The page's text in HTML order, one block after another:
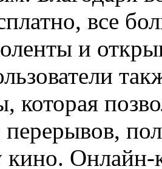
все
и
которая
кино. Онлайн-